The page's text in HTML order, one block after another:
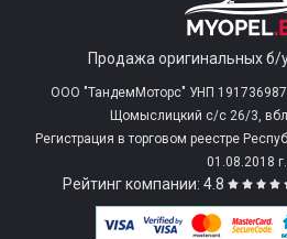
Продажа оригинальных б/
ООО "ТандемМоторс" УНП
Щомыслицкий с/c 26/3,
Регистрация в торговом реестре
01.08.2018 г.
Рейтинг компании: 4.8